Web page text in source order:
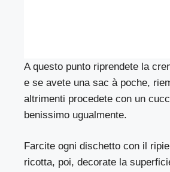
A questo punto riprendete la
e se avete una sac à poche,
altrimenti procedete con un
benissimo ugualmente.
Farcite ogni dischetto con il
ricotta, poi, decorate la